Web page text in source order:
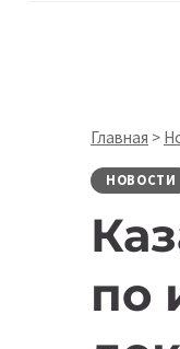
Главная >
НОВОСТИ
по